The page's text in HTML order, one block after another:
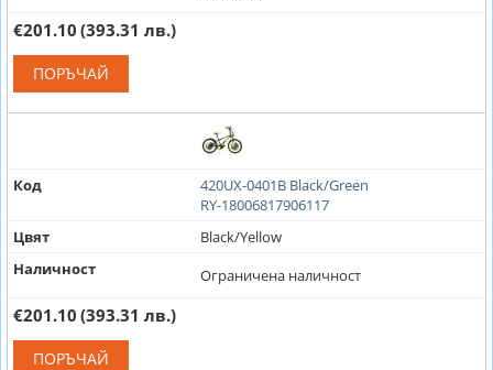
€201.10 (393.31 лв.)
ПОРЪЧАЙ
Код
420UX-0401B Black/Green
RY-18006817906117
Цвят
Black/Yellow
Наличност
Ограничена наличност
€201.10 (393.31 лв.)
ПОРЪЧАЙ